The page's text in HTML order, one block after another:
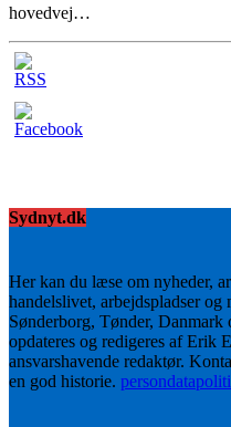
hovedvej…
Sydnyt.dk
Her kan du læse om nyheder,
handelslivet, arbejdspladser og
Sønderborg, Tønder, Danmark
opdateres og redigeres af Erik
ansvarshavende redaktør.
en god historie.